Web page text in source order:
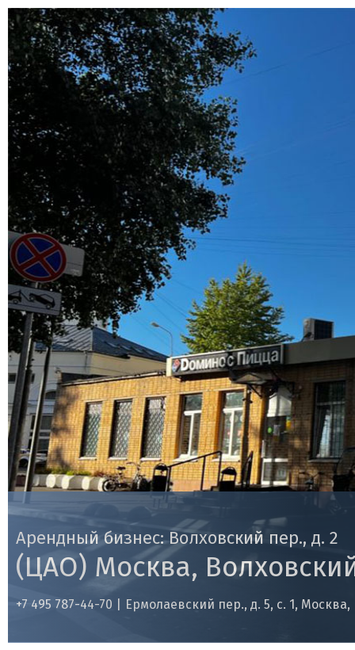
Арендный бизнес: Волховский пер., д. 2
(ЦАО) Москва,
+7 495 787-44-70 | Ермолаевский пер., д. 5, с. 1, Москва,